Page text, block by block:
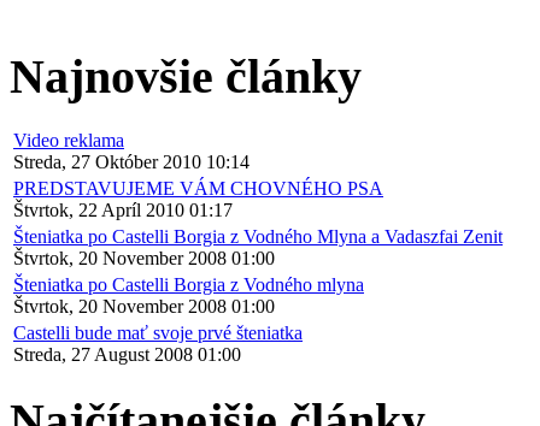
Najnovšie články
Video reklama
Streda, 27 Október 2010 10:14
PREDSTAVUJEME VÁM CHOVNÉHO PSA
Štvrtok, 22 Apríl 2010 01:17
Šteniatka po Castelli Borgia z Vodného Mlyna a Vadaszfai Zenit
Štvrtok, 20 November 2008 01:00
Šteniatka po Castelli Borgia z Vodného mlyna
Štvrtok, 20 November 2008 01:00
Castelli bude mať svoje prvé šteniatka
Streda, 27 August 2008 01:00